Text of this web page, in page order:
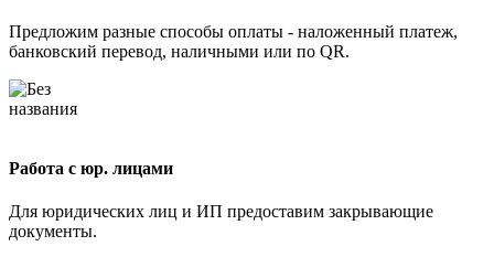
Предложим разные способы оплаты - наложенный платеж,
банковский перевод, наличными или по QR.
Работа с юр. лицами
Для юридических лиц и ИП предоставим закрывающие
документы.